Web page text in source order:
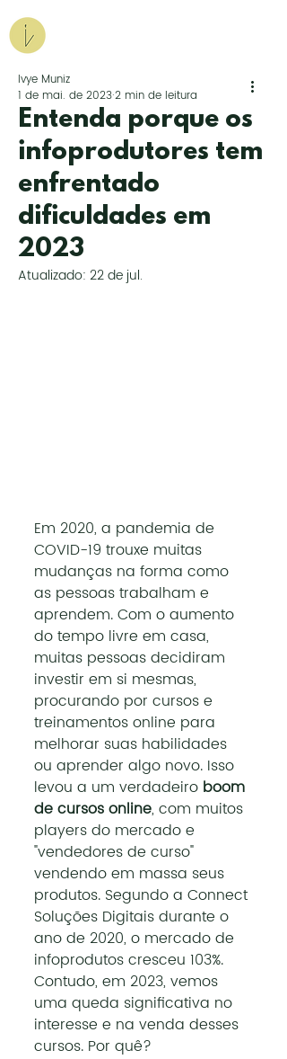
Peça uma proposta
Entenda porque os
infoprodutores tem
enfrentado
dificuldades em
2023
Ivye Muniz
1 de mai. de 20232 min de leitura
Atualizado: 22 de jul.
Em 2020, a pandemia de
COVID-19 trouxe muitas
mudanças na forma como
as pessoas trabalham e
aprendem. Com o aumento
do tempo livre em casa,
muitas pessoas decidiram
investir em si mesmas,
procurando por cursos e
treinamentos online para
melhorar suas habilidades
ou aprender algo novo. Isso
levou a um verdadeiro boom
de cursos online, com muitos
players do mercado e
"vendedores de curso"
vendendo em massa seus
produtos. Segundo a Connect
Soluções Digitais durante o
ano de 2020, o mercado de
infoprodutos cresceu 103%.
Contudo, em 2023, vemos
uma queda significativa no
interesse e na venda desses
cursos. Por quê?